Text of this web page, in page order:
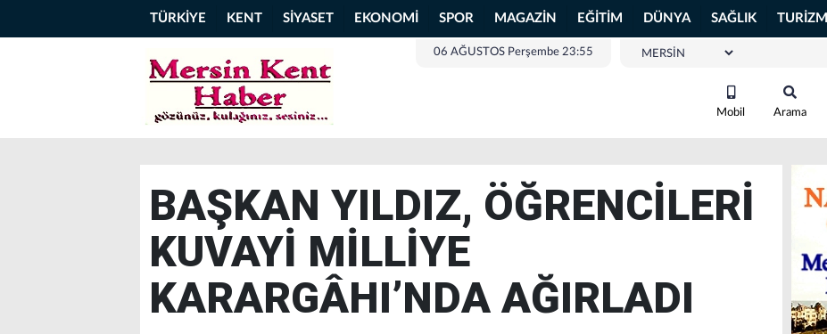
TÜRKİYE KENT SİYASET EKONOMİ SPOR MAGAZİN EĞİTİM DÜNYA SAĞLIK TURİZM
06 AĞUSTOS Perşembe 23:55
Mobil Arama
BAŞKAN YILDIZ, ÖĞRENCİLERİ
KUVAYİ MİLLİYE
KARARGÂHI’NDA AĞIRLADI